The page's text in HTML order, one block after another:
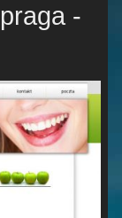
-